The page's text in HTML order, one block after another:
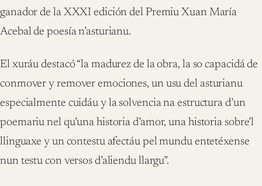
ganador de la XXXI edición del Premiu Xuan María
Acebal de poesía n’asturianu.
El xuráu destacó “la madurez de la obra, la so capacidá de
conmover y remover emociones, un usu del asturianu
especialmente cuidáu y la solvencia na estructura d’un
poemariu nel qu’una historia d’amor, una historia sobre’l
llinguaxe y un contestu afectáu pel mundu entetéxense
nun testu con versos d’aliendu llargu”.